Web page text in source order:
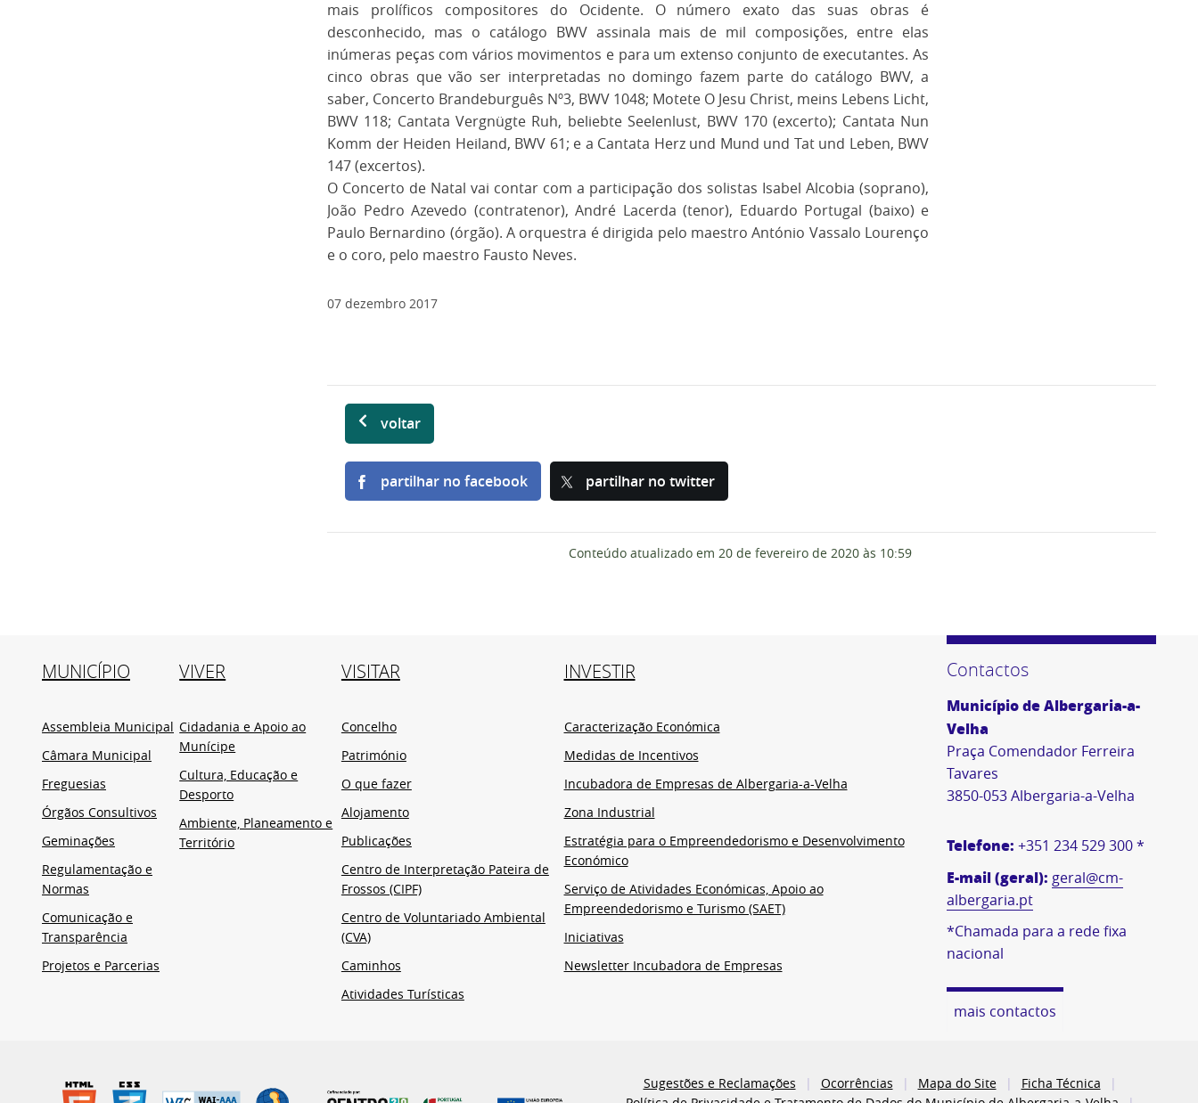
mais prolíficos compositores do Ocidente. O número exato das suas obras é
desconhecido, mas o catálogo BWV assinala mais de mil composições, entre elas
inúmeras peças com vários movimentos e para um extenso conjunto de executantes. As
cinco obras que vão ser interpretadas no domingo fazem parte do catálogo BWV, a
saber, Concerto Brandeburguês Nº3, BWV 1048; Motete O Jesu Christ, meins Lebens Licht,
BWV 118; Cantata Vergnügte Ruh, beliebte Seelenlust, BWV 170 (excerto); Cantata Nun
Komm der Heiden Heiland, BWV 61; e a Cantata Herz und Mund und Tat und Leben, BWV
147 (excertos).
O Concerto de Natal vai contar com a participação dos solistas Isabel Alcobia (soprano),
João Pedro Azevedo (contratenor), André Lacerda (tenor), Eduardo Portugal (baixo) e
Paulo Bernardino (órgão). A orquestra é dirigida pelo maestro António Vassalo Lourenço
e o coro, pelo maestro Fausto Neves.
07 dezembro 2017
voltar
partilhar no facebook partilhar no twitter
Conteúdo atualizado em 20 de fevereiro de 2020 às 10:59
MUNICÍPIO
Assembleia Municipal
Câmara Municipal
Freguesias
Órgãos Consultivos
Geminações
Regulamentação e
Normas
Comunicação e
Transparência
Projetos e Parcerias
VIVER
Cidadania e Apoio ao
Munícipe
Cultura, Educação e
Desporto
Ambiente, Planeamento e
Território
VISITAR
Concelho
Património
O que fazer
Alojamento
Publicações
Centro de Interpretação Pateira de
Frossos (CIPF)
Centro de Voluntariado Ambiental
(CVA)
Caminhos
Atividades Turísticas
INVESTIR
Caracterização Económica
Medidas de Incentivos
Incubadora de Empresas de Albergaria-a-Velha
Zona Industrial
Estratégia para o Empreendedorismo e Desenvolvimento
Económico
Serviço de Atividades Económicas, Apoio ao
Empreendedorismo e Turismo (SAET)
Iniciativas
Newsletter Incubadora de Empresas
Contactos
Município de Albergaria-a-
Velha
Praça Comendador Ferreira
Tavares
3850-053 Albergaria-a-Velha
Telefone: +351 234 529 300 *
E-mail (geral): geral@cm-
albergaria.pt
*Chamada para a rede fixa
nacional
mais contactos
Sugestões e Reclamações Ocorrências Mapa do Site
Ficha Técnica